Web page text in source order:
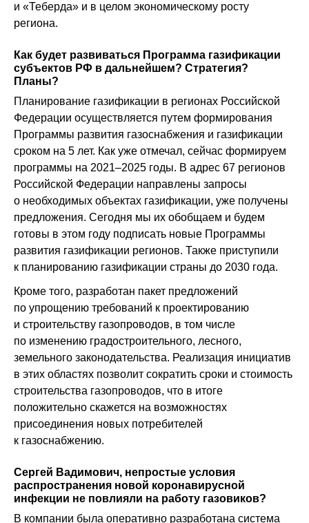
и «Теберда» и в целом экономическому росту
региона.
Как будет развиваться Программа газификации
субъектов РФ в дальнейшем? Стратегия?
Планы?
Планирование газификации в регионах Российской
Федерации осуществляется путем формирования
Программы развития газоснабжения и газификации
сроком на 5 лет. Как уже отмечал, сейчас формируем
программы на 2021–2025 годы. В адрес 67 регионов
Российской Федерации направлены запросы
о необходимых объектах газификации, уже получены
предложения. Сегодня мы их обобщаем и будем
готовы в этом году подписать новые Программы
развития газификации регионов. Также приступили
к планированию газификации страны до 2030 года.
Кроме того, разработан пакет предложений
по упрощению требований к проектированию
и строительству газопроводов, в том числе
по изменению градостроительного, лесного,
земельного законодательства. Реализация инициатив
в этих областях позволит сократить сроки и стоимость
строительства газопроводов, что в итоге
положительно скажется на возможностях
присоединения новых потребителей
к газоснабжению.
Сергей Вадимович, непростые условия
распространения новой коронавирусной
инфекции не повлияли на работу газовиков?
В компании была оперативно разработана система